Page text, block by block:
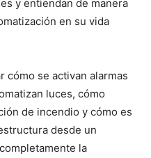
y entiendan de manera
en su vida
cómo se activan alarmas
luces, cómo
de incendio y cómo es
desde un
la